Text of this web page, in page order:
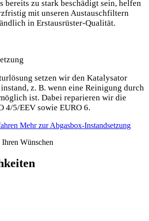
bereits zu stark beschädigt sein, helfen
mit unseren Austauschfiltern
in Erstausrüster-Qualität.
setzen wir den Katalysator
z. B. wenn eine Reinigung durch
ist. Dabei reparieren wir die
4/5/EEV sowie EURO 6.
Mehr zur Abgasbox-Instandsetzung
Wünschen